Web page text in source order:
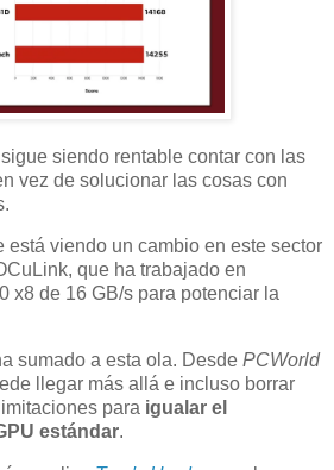
siendo rentable contar con las
vez de solucionar las cosas con
está viendo un cambio en este sector
que ha trabajado en
x8 de 16 GB/s para potenciar la
sumado a esta ola. Desde PCWorld
llegar más allá e incluso borrar
para igualar el
estándar.